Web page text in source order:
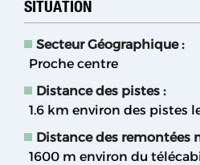
SITUATION
Secteur Géographique :
Proche centre
Distance des pistes :
1.6 km environ des pistes
Distance des remontées
1600 m environ du